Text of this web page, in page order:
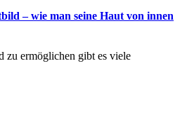
– wie man seine Haut von innen
zu ermöglichen gibt es viele